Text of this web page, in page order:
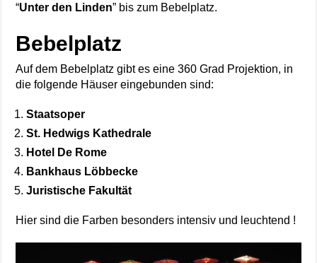
“Unter den Linden” bis zum Bebelplatz.
Bebelplatz
Auf dem Bebelplatz gibt es eine 360 Grad Projektion, in
die folgende Häuser eingebunden sind:
Staatsoper
St. Hedwigs Kathedrale
Hotel De Rome
Bankhaus Löbbecke
Juristische Fakultät
Hier sind die Farben besonders intensiv und leuchtend !